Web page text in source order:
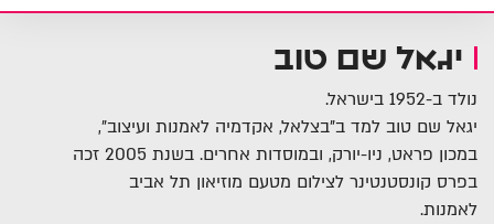
יגאל שם טוב
נולד ב-1952 בישראל.
יגאל שם טוב למד ב"בצלאל, אקדמיה לאמנות ועיצוב",
במכון פראט, ניו-יורק, ובמוסדות אחרים. בשנת 2005 זכה
בפרס קונסטנטינר לצילום מטעם מוזיאון תל אביב
לאמנות.